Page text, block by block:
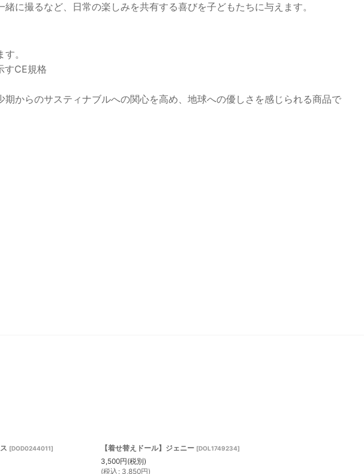
に撮るなど、日常の楽しみを共有する喜びを子どもたちに与えます。
。
すCE規格
からのサスティナブルへの関心を高め、地球への優しさを感じられる商品で
[DOD0244011] 【着せ替えドール】ジェニー [DOL1749234]
3,500円(税別)
(税込 : 3,850円)